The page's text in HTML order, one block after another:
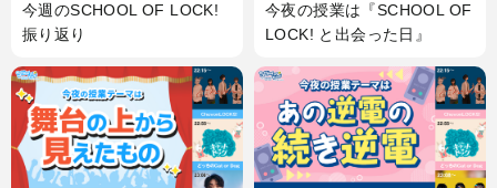
今週のSCHOOL OF LOCK!
振り返り
今夜の授業は『SCHOOL OF
LOCK! と出会った日』